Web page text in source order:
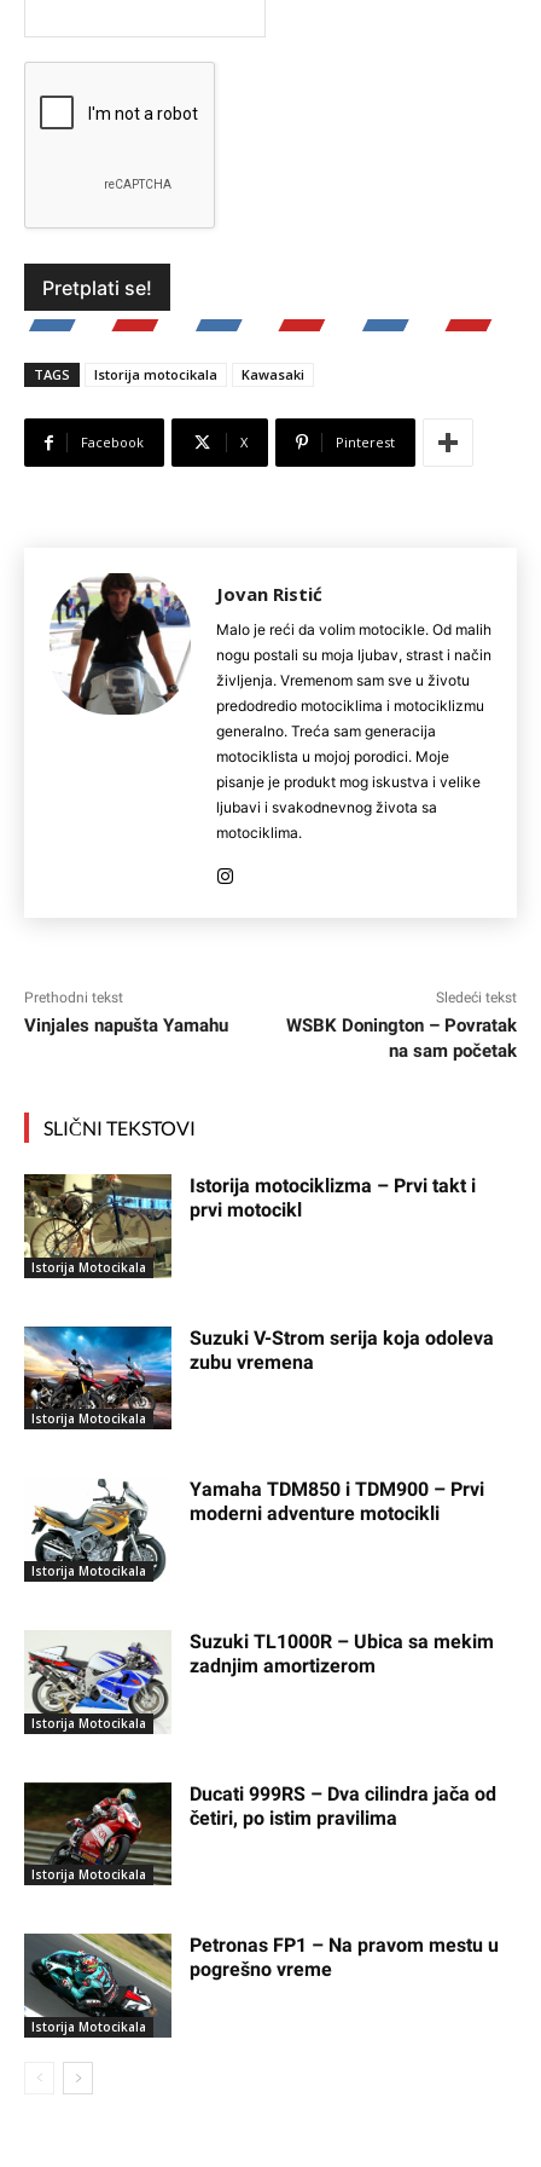
TAGS Istorija motocikala Kawasaki
Facebook X Pinterest
Jovan Ristić
Malo je reći da volim motocikle. Od malih
nogu postali su moja ljubav, strast i način
življenja. Vremenom sam sve u životu
predodredio motociklima i motociklizmu
generalno. Treća sam generacija
motociklista u mojoj porodici. Moje
pisanje je produkt mog iskustva i velike
ljubavi i svakodnevnog života sa
motociklima.
Prethodni tekst
Vinjales napušta Yamahu
Sledeći tekst
WSBK Donington – Povratak
na sam početak
SLIČNI TEKSTOVI
Istorija Motocikala
Istorija motociklizma – Prvi takt i
prvi motocikl
Istorija Motocikala
Suzuki V-Strom serija koja odoleva
zubu vremena
Istorija Motocikala
Yamaha TDM850 i TDM900 – Prvi
moderni adventure motocikli
Istorija Motocikala
Suzuki TL1000R – Ubica sa mekim
zadnjim amortizerom
Istorija Motocikala
Ducati 999RS – Dva cilindra jača od
četiri, po istim pravilima
Istorija Motocikala
Petronas FP1 – Na pravom mestu u
pogrešno vreme